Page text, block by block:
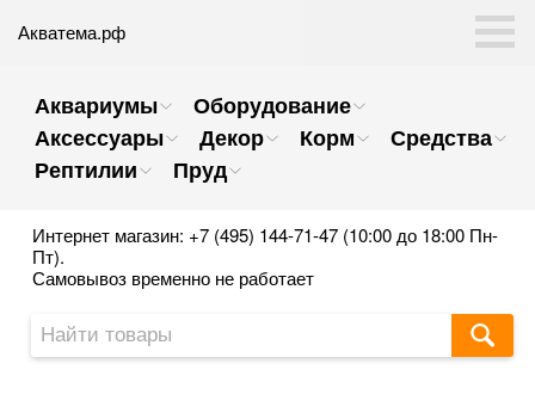
Акватема.рф
Аквариумы
Оборудование
Аксессуары
Декор Корм
Средства
Рептилии
Пруд
Интернет магазин: +7 (495) 144-71-47 (10:00 до 18:00 Пн-
Пт).
Самовывоз временно не работает